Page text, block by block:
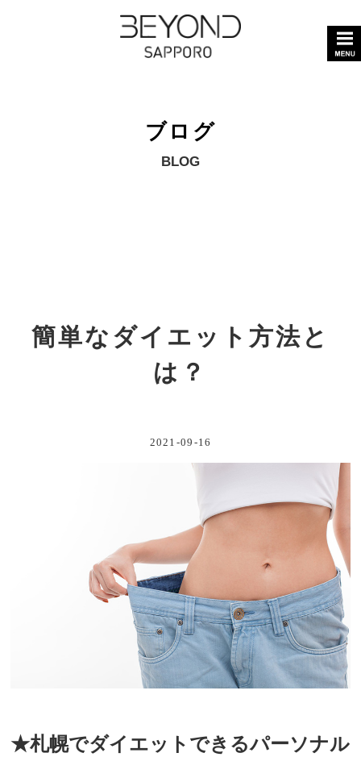
ブログ
BLOG
簡単なダイエット方法と
は？
2021-09-16
★札幌でダイエットできるパーソナル